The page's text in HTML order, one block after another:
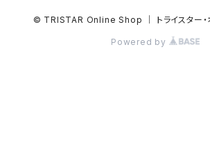
ランドクルーザー・プラド120
ブレーキフルード
ベビーカー
ランドクルーザー
© TRISTAR Online Shop ｜ トライスター・
Powered by